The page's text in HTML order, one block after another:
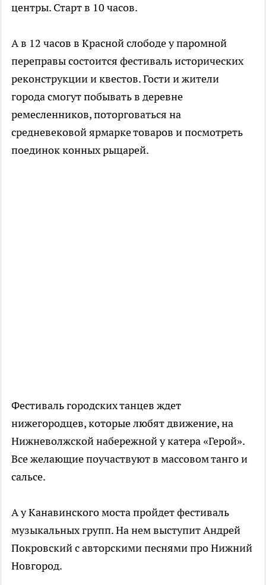
центры. Старт в 10 часов.
А в 12 часов в Красной слободе у паромной
переправы состоится фестиваль исторических
реконструкции и квестов. Гости и жители
города смогут побывать в деревне
ремесленников, поторговаться на
средневековой ярмарке товаров и посмотреть
поединок конных рыцарей.
Фестиваль городских танцев ждет
нижегородцев, которые любят движение, на
Нижневолжской набережной у катера «Герой».
Все желающие поучаствуют в массовом танго и
сальсе.
А у Канавинского моста пройдет фестиваль
музыкальных групп. На нем выступит Андрей
Покровский с авторскими песнями про Нижний
Новгород.